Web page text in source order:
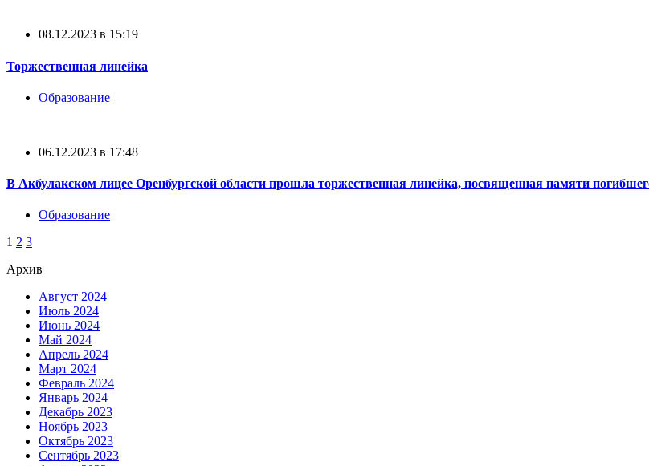
08.12.2023 в 15:19
Торжественная линейка
Образование
06.12.2023 в 17:48
В Акбулакском лицее Оренбургской области прошла торжественная линейка, посвященная памяти
Образование
1 2 3
Архив
Август 2024
Июль 2024
Июнь 2024
Май 2024
Апрель 2024
Март 2024
Февраль 2024
Январь 2024
Декабрь 2023
Ноябрь 2023
Октябрь 2023
Сентябрь 2023